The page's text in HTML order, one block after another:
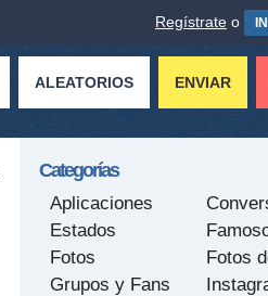
Regístrate o
ALEATORIOS ENVIAR
Categorías
Aplicaciones
Estados
Fotos
Fotos
Grupos y Fans